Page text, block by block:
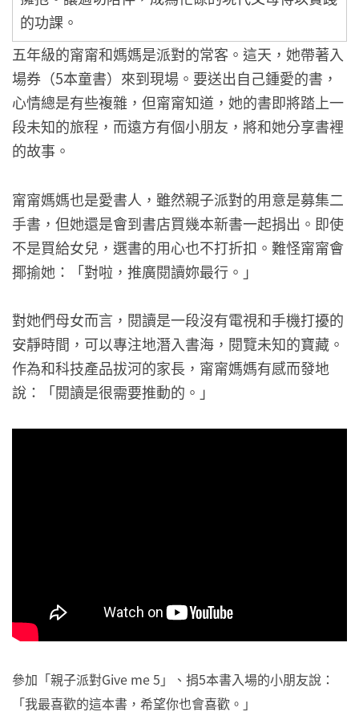
的功課。
五年級的甯甯和媽媽是派對的常客。這天，她帶著入
場券（5本童書）來到現場。要送出自己鍾愛的書，
心情總是有些複雜，但甯甯知道，她的書即將踏上一
段未知的旅程，而遠方有個小朋友，將和她分享書裡
的故事。
甯甯媽媽也是愛書人，雖然親子派對的用意是募集二
手書，但她還是會到書店買幾本新書一起捐出。即使
不是買給女兒，選書的用心也不打折扣。難怪甯甯會
揶揄她：「對啦，推廣閱讀妳最行。」
對她們母女而言，閱讀是一段沒有電視和手機打擾的
安靜時間，可以專注地潛入書海，閱覽未知的寶藏。
作為和科技產品拔河的家長，甯甯媽媽有感而發地
說：「閱讀是很需要推動的。」
參加「親子派對Give me 5」、捐5本書入場的小朋友說：
「我最喜歡的這本書，希望你也會喜歡。」